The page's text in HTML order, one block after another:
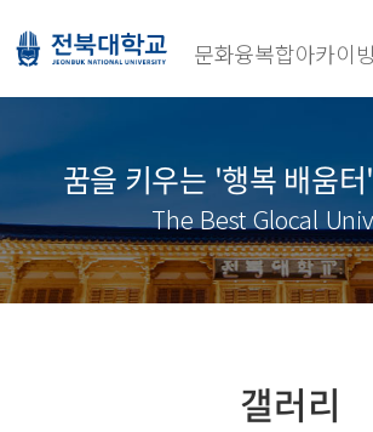
문화융복합아카이
꿈을 키우는 '행복 배움
The Best Glocal
갤러리